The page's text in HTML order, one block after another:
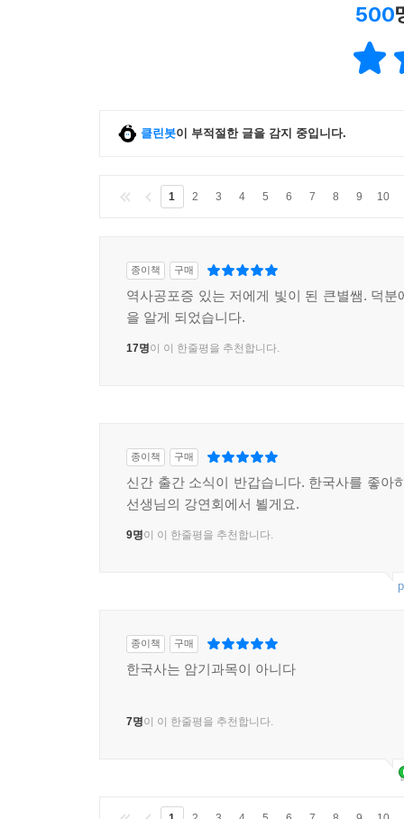
500
클린봇이 부적절한 글을 감지 중입니다.
1 2 3 4 5 6 7 8 9 10
종이책 구매
역사공포증 있는 저에게 빛이 된 큰별쌤. 덕분
을 알게 되었습니다.
17명이 이 한줄평을 추천합니다.
종이책 구매
신간 출간 소식이 반갑습니다. 한국사를 좋아
선생님의 강연회에서 뵐게요.
9명이 이 한줄평을 추천합니다.
종이책 구매
한국사는 암기과목이 아니다
7명이 이 한줄평을 추천합니다.